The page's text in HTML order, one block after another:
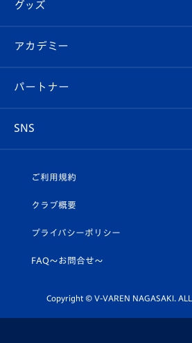
チケット
イベント
メディア
ホームタウン
スタッフプロフィール
マスコット紹介
平和祈念活動
ホームタウン活動
Revive Team
ヴィヴィくんの長崎おもてなしガイド
フォトギャラリー
スタジアムグルメ
V-LOVERS（ファンクラブ）
プレイヤーズスイート
グッズ
オンラインショップ
店舗情報
アカデミー
育成からのお知らせ
U-18
スクール
パートナー
SNS
ヴィヴィくんインスタグラム
公式LINE＠
ご利用規約
クラブ概要
プライバシーポリシー
FAQ〜お問合せ〜
Copyright © V-VAREN NAGASAKI. ALL